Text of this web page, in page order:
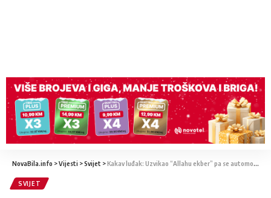
NovaBila.info >Vijesti >Svijet >Kakav luđak: Uzvikao “Allahu ekber” pa se automobilom zabio u džamiju u centru grada
SVIJET